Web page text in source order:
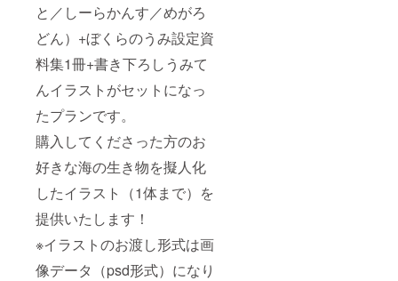
と／しーらかんす／めがろ
どん）+ぼくらのうみ設定資
料集1冊+書き下ろしうみて
んイラストがセットになっ
たプランです。
購入してくださった方のお
好きな海の生き物を擬人化
したイラスト（1体まで）を
提供いたします！
※イラストのお渡し形式は画
像データ（psd形式）になり